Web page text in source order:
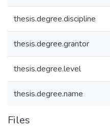
thesis.degree.discipline
thesis.degree.grantor
thesis.degree.level
thesis.degree.name
Files